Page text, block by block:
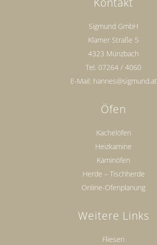
Sigmund GmbH
Klamer Straße 5
4323 Münzbach
Tel. 07264 / 4060
E-Mail: hannes@sigmund.at
Öfen
Kachelöfen
Heizkamine
Kaminöfen
Herde – Tischherde
Online-Ofenplanung
Weitere Links
Fliesen